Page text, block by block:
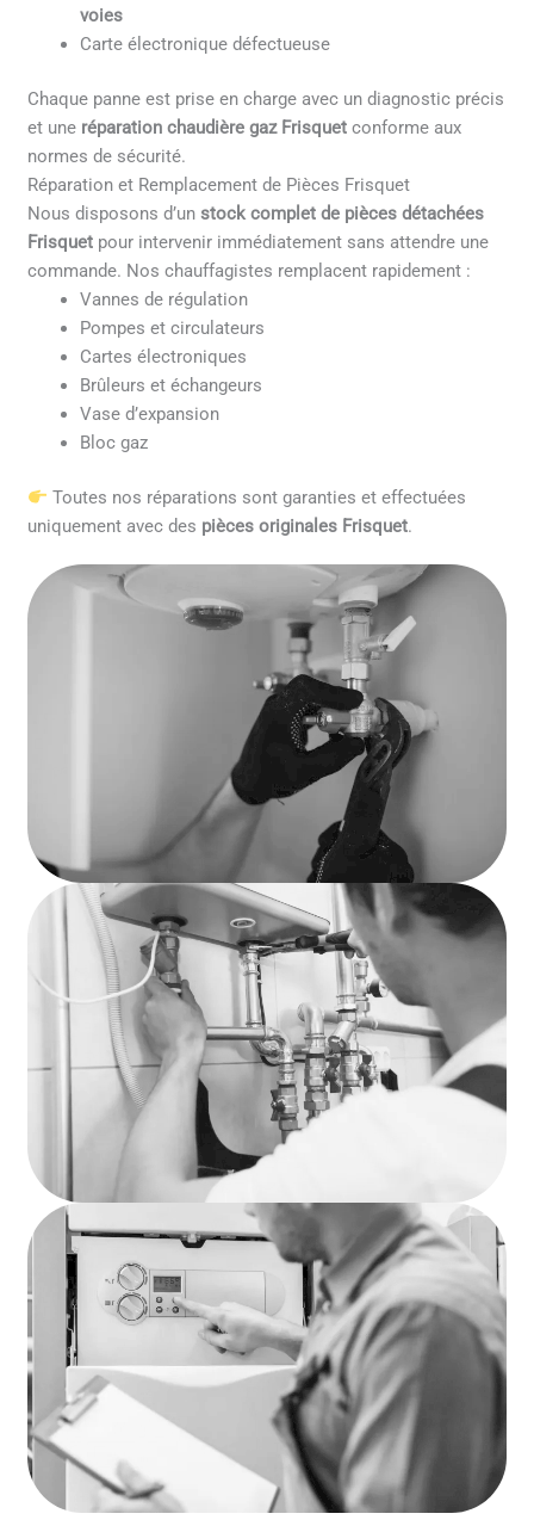
voies
Carte électronique défectueuse
Chaque panne est prise en charge avec un diagnostic précis
et une réparation chaudière gaz Frisquet conforme aux
normes de sécurité.
Réparation et Remplacement de Pièces Frisquet
Nous disposons d’unstock complet de pièces détachées
Frisquet pour intervenir immédiatement sans attendre une
commande. Nos chauffagistes remplacent rapidement :
Vannes de régulation
Pompes et circulateurs
Cartes électroniques
Brûleurs et échangeurs
Vase d’expansion
Bloc gaz
Toutes nos réparations sont garanties et effectuées
uniquement avec des pièces originales Frisquet.